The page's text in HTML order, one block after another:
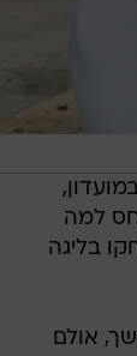
למה
בליגה
אולם